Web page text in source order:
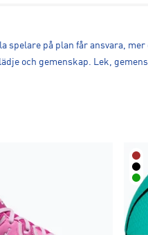
spelare på plan får ansvara,
och gemenskap. Lek,